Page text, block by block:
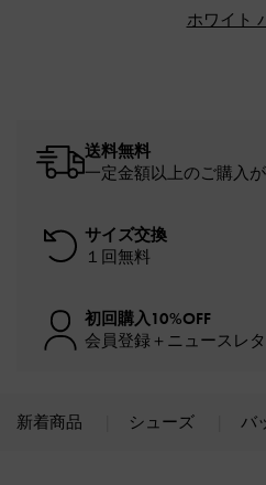
ホワイト
送料無料
一定金額以上のご購入
サイズ交換
１回無料
初回購入10%OFF
会員登録＋ニュースレ
新着商品 シューズ バ